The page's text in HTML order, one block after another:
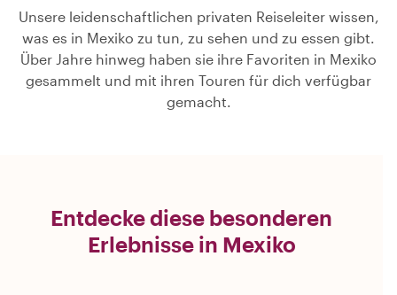
Unsere leidenschaftlichen privaten Reiseleiter wissen,
was es in Mexiko zu tun, zu sehen und zu essen gibt.
Über Jahre hinweg haben sie ihre Favoriten in Mexiko
gesammelt und mit ihren Touren für dich verfügbar
gemacht.
Entdecke diese besonderen
Erlebnisse in Mexiko